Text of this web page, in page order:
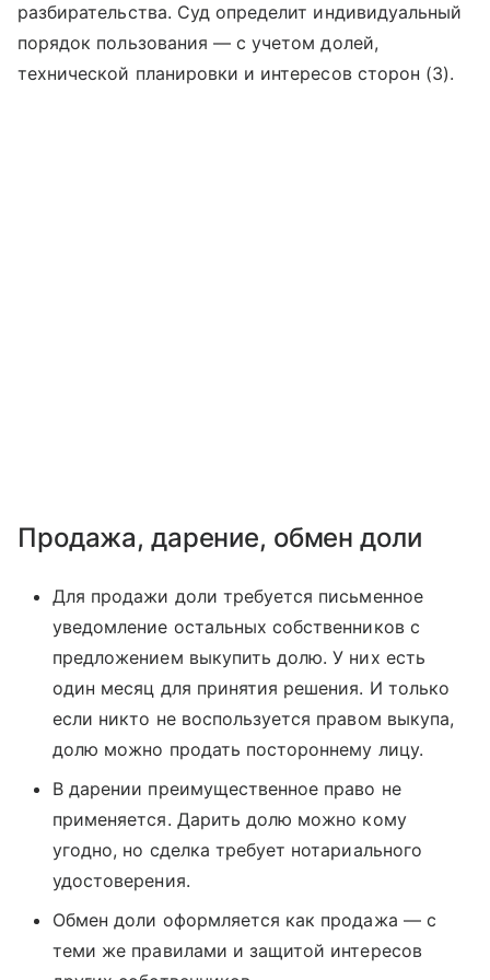
разбирательства. Суд определит индивидуальный
порядок пользования — с учетом долей,
технической планировки и интересов сторон (3).
Продажа, дарение, обмен доли
Для продажи доли требуется письменное
уведомление остальных собственников с
предложением выкупить долю. У них есть
один месяц для принятия решения. И только
если никто не воспользуется правом выкупа,
долю можно продать постороннему лицу.
В дарении преимущественное право не
применяется. Дарить долю можно кому
угодно, но сделка требует нотариального
удостоверения.
Обмен доли оформляется как продажа — с
теми же правилами и защитой интересов